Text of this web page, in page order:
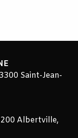
Saint-Jean-
Albertville,